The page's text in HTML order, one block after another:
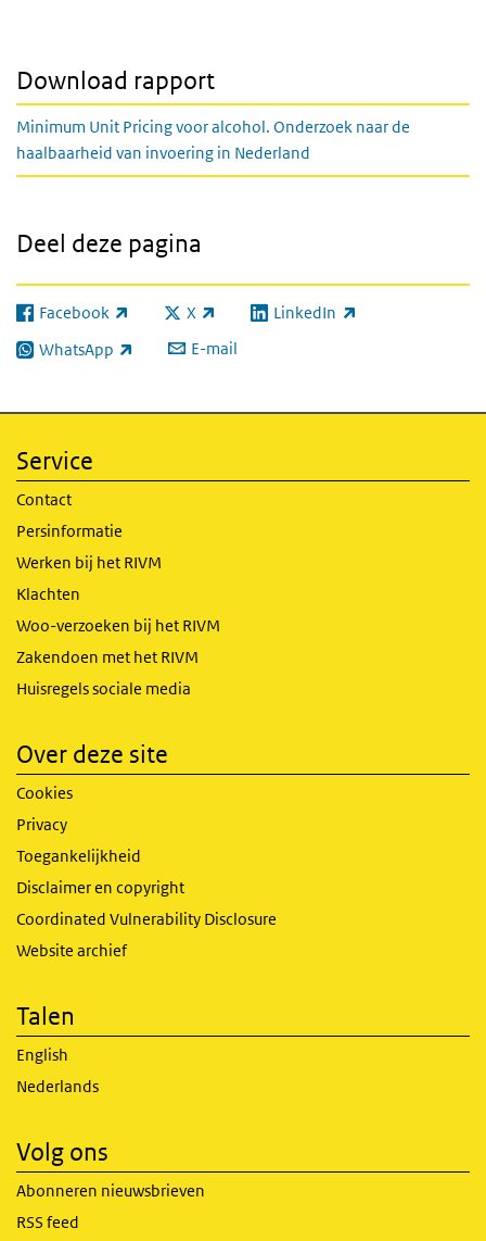
Download rapport
Minimum Unit Pricing voor alcohol. Onderzoek naar de
haalbaarheid van invoering in Nederland
Deel deze pagina
Facebook
(externe link) X
(externe link) LinkedIn
(externe link)
WhatsApp
(externe link) E-mail
Service
Contact
Persinformatie
Werken bij het RIVM
Klachten
Woo-verzoeken bij het RIVM
Zakendoen met het RIVM
Huisregels sociale media
Over deze site
Cookies
Privacy
Toegankelijkheid
Disclaimer en copyright
Coordinated Vulnerability Disclosure
Website archief
Talen
English
Nederlands
Volg ons
Abonneren nieuwsbrieven
RSS feed